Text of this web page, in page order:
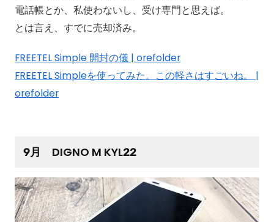
電話帳とか、私使わないし、受け専門と思えば。
とは言え、すでに売却済み。
FREETEL Simple 開封の儀 | orefolder
FREETEL Simpleを使ってみた。この軽さはすごいね。 |
orefolder
9月 DIGNO M KYL22